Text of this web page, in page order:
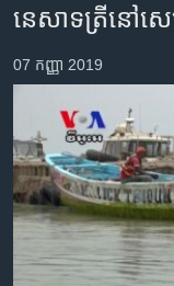
ទំព័រ​
និង​
ចូល​
ទៅ​
ទំព័រ​
រចនា
កម្ពុជាច្នៃប្រតិដ្ឋ
ព្រឹត្តិការណ៍ព័ត៌មាន
ទូរទស្សន៍ / វីដេអូ​
វិទ្យុ / ផតខាសថ៍
កម្មវិធីទាំងអស់
នេសាទត្រី​នៅ​ស
07 កញ្ញា 2019
No